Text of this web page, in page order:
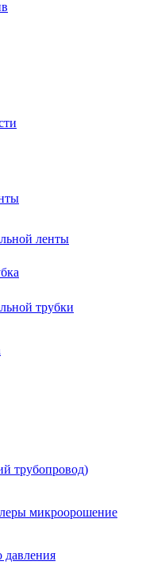
ленты
трубки
трубопровод)
микроорошение
давления